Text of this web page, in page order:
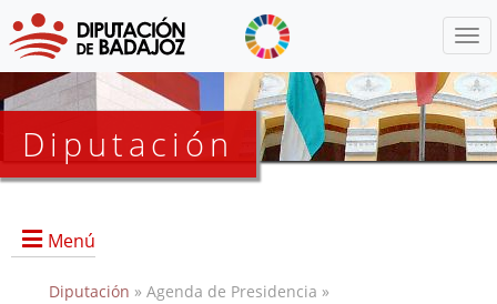
Diputación
Menú
Diputación » Agenda de Presidencia »